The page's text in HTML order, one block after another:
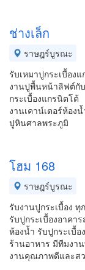
ช่างเล็ก
ราษฎร์บูรณะ
รับเหมาปูกระเบื้อ
งานปูพื้นหน้าลิฟต์กั
กระเบื้องแกรนิตโต้
งานเคาน์เตอร์ห้อง
ปูหินศาลพระภูมิ
โฮม 168
ราษฎร์บูรณะ
รับงานปูกระเบื้อง
รับปูกระเบื้องอาคา
ห้องน้ำ รับปูกระเบื้อ
ร้านอาหาร มีทีมงา
งานคุณภาพดีและส